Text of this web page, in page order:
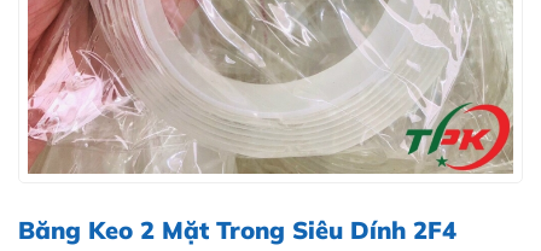
Băng Keo 2 Mặt Trong Siêu Dính 2F4